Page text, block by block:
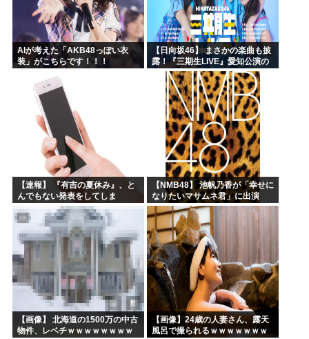
AIが考えた「AKB48っぽい衣
装」がこちらです！！！
【日向坂46】 まさかの楽曲も披
露！『三期生LIVE』愛知公演の
レポがこちら
【速報】 『有吉の夏休み』、と
んでもない発表をしてしま
う！！！！！
【NMB48】 池帆乃香が「幸せに
なりたいマサムネ君」に出演
【画像】 北海道の1500万の中古
物件、レベチｗｗｗｗｗｗｗｗ
【画像】24歳の人妻さん、露天
風呂で撮られるｗｗｗｗｗｗｗ